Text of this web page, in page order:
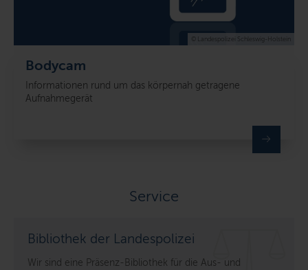
Bodycam
Informationen rund um das körpernah getragene
Aufnahmegerät
© Landespolizei Schleswig-Holstein
Service
Bibliothek der Landespolizei
Wir sind eine Präsenz-Bibliothek für die Aus- und